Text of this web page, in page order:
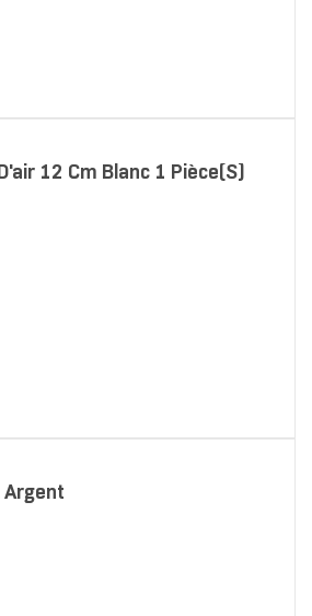
12 Cm Blanc 1 Pièce(s)
Argent